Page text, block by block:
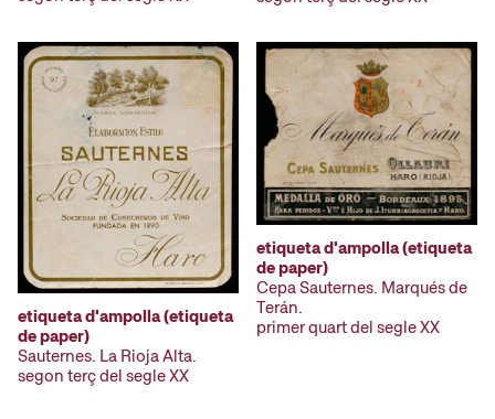
etiqueta d'ampolla (etiqueta
de paper)
Sauternes. La Rioja Alta.
segon terç del segle XX
etiqueta d'ampolla (etiqueta
de paper)
Cepa Sauternes. Marqués de
Terán.
primer quart del segle XX